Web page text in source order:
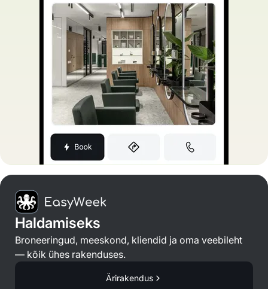
Haldamiseks
Broneeringud, meeskond, kliendid ja oma veebileht
— kõik ühes rakenduses.
Ärirakendus